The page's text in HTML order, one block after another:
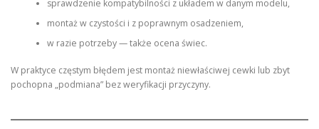
sprawdzenie kompatybilności z układem w danym modelu,
montaż w czystości i z poprawnym osadzeniem,
w razie potrzeby — także ocena świec.
W praktyce częstym błędem jest montaż niewłaściwej cewki lub zbyt
pochopna „podmiana” bez weryfikacji przyczyny.